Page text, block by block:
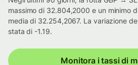
massimo di 32.804,2000 e un minimo
media di 32.254,2067. La variazione
stata di -1.19.
Monitora i tassi di